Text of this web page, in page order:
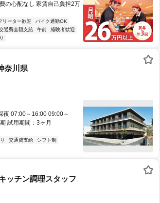
の心配なし 家賃自己負担2万
リーター歓迎
バイク通勤OK
通費全額支給 午前
経験者歓迎
川県
夜 07:00～16:00 09:00～
試用期間：3ヶ月
交通費支給
シフト制
ッチン調理スタッフ